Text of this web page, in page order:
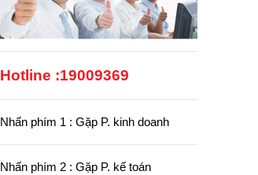
Hotline :19009369
Nhấn phím 1 : Gặp P. kinh doanh
Nhấn phím 2 : Gặp P. kế toán